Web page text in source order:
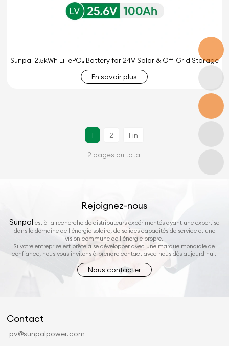
Sunpal 2.5kWh LiFePO₄ Battery for 24V Solar & Off-Grid Storage
En savoir plus
1 2 Fin
2 pages au total
Rejoignez-nous
Sunpal est à la recherche de distributeurs expérimentés ayant une expertise
dans le domaine de l'énergie solaire, de solides capacités de service et une
vision commune de l'énergie propre.
Si votre entreprise est prête à se développer avec une marque mondiale de
confiance, nous vous invitons à prendre contact avec nous dès aujourd'hui.
Nous contacter
Contact
pv@sunpalpower.com